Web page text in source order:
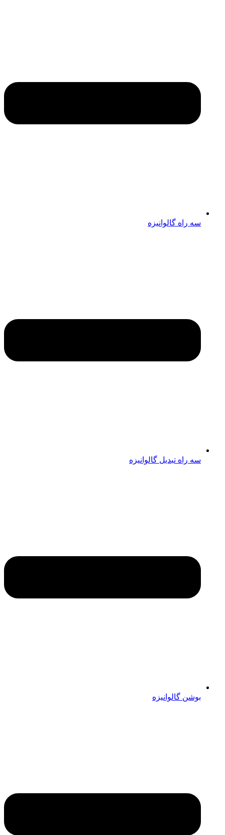
سه راه گالوانیزه
سه راه تبدیل گالوانیزه
بوشن گالوانیزه